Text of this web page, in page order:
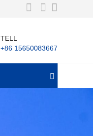
TELL
+86 15650083667